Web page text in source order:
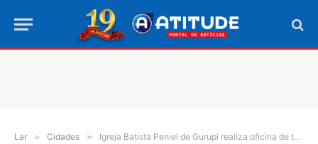
Lar » Cidades » Igreja Batista Peniel de Gurupi realiza oficina de teatro